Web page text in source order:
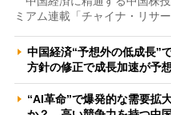
ミアム連載「チャイナ・リサ
中国経済“予想外の低成長”
方針の修正で成長加速が予
“AI革命”で爆発的な需要拡